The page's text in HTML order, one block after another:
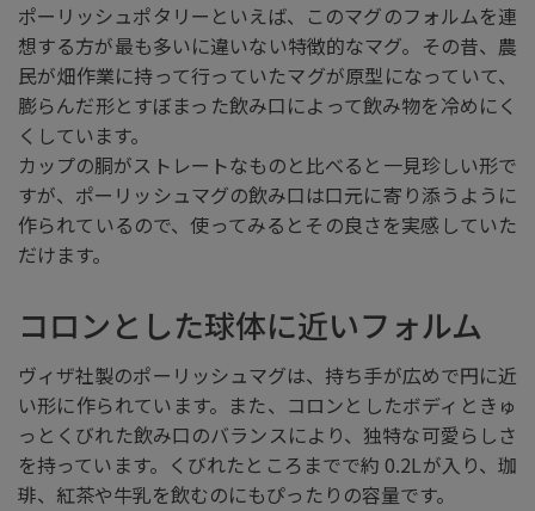
ポーリッシュポタリーといえば、このマグのフォルムを連
想する方が最も多いに違いない特徴的なマグ。その昔、農
民が畑作業に持って行っていたマグが原型になっていて、
膨らんだ形とすぼまった飲み口によって飲み物を冷めにく
くしています。
カップの胴がストレートなものと比べると一見珍しい形で
すが、ポーリッシュマグの飲み口は口元に寄り添うように
作られているので、使ってみるとその良さを実感していた
だけます。
コロンとした球体に近いフォルム
ヴィザ社製のポーリッシュマグは、持ち手が広めで円に近
い形に作られています。また、コロンとしたボディときゅ
っとくびれた飲み口のバランスにより、独特な可愛らしさ
を持っています。くびれたところまでで約 0.2Lが入り、珈
琲、紅茶や牛乳を飲むのにもぴったりの容量です。